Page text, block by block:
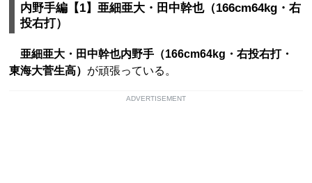
内野手編【1】亜細亜大・田中幹也（166cm64kg・右
投右打）
亜細亜大・田中幹也内野手（166cm64kg・右投右打・
東海大菅生高） が頑張っている。
ADVERTISEMENT